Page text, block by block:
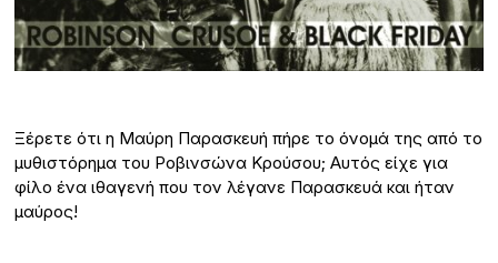
Ξέρετε ότι η Μαύρη Παρασκευή πήρε το όνομά της από το
μυθιστόρημα του Ροβινσώνα Κρούσου; Αυτός είχε για
φίλο ένα ιθαγενή που τον λέγανε Παρασκευά και ήταν
μαύρος!